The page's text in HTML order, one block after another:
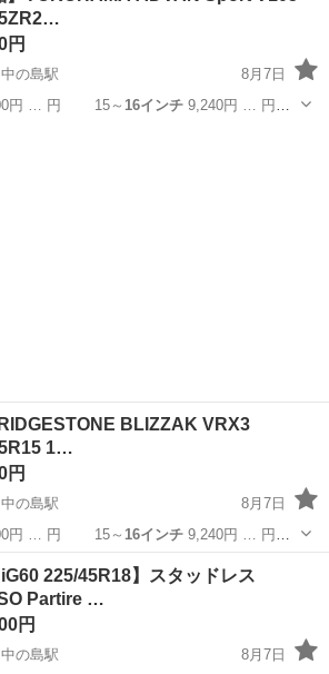
円
の島駅
8月7日
円 … 円 15～ 16インチ9,240円 … 円
BLIZZAK VRX3
1…
円
の島駅
8月7日
円 … 円 15～ 16インチ9,240円 … 円
円… 】 15～16インチ11,880円… ■組
タイヤ、ホイール タイヤ
iG60 225/45R18】スタッドレス
Partire …
円
の島駅
8月7日